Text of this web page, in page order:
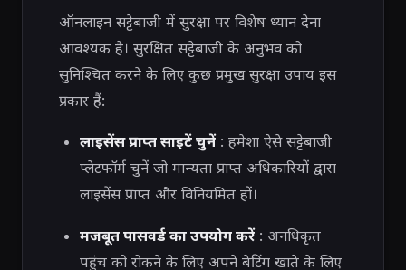
ऑनलाइन सट्टेबाजी में सुरक्षा पर विशेष ध्यान देना
आवश्यक है। सुरक्षित सट्टेबाजी के अनुभव को
सुनिश्चित करने के लिए कुछ प्रमुख सुरक्षा उपाय इस
प्रकार हैं:
लाइसेंस प्राप्त साइटें चुनें: हमेशा ऐसे सट्टेबाजी
प्लेटफॉर्म चुनें जो मान्यता प्राप्त अधिकारियों द्वारा
लाइसेंस प्राप्त और विनियमित हों।
मजबूत पासवर्ड का उपयोग करें: अनधिकृत
पहुंच को रोकने के लिए अपने बेटिंग खाते के लिए